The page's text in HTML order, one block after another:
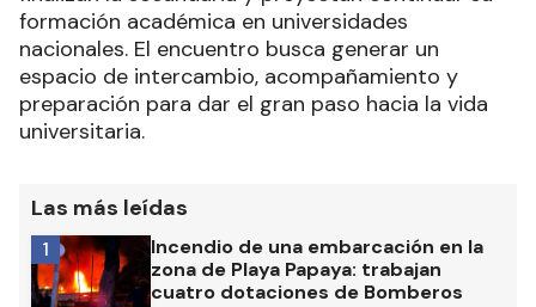
formación académica en universidades
nacionales. El encuentro busca generar un
espacio de intercambio, acompañamiento y
preparación para dar el gran paso hacia la vida
universitaria.
Las más leídas
Incendio de una embarcación en la
zona de Playa Papaya: trabajan
cuatro dotaciones de Bomberos
1